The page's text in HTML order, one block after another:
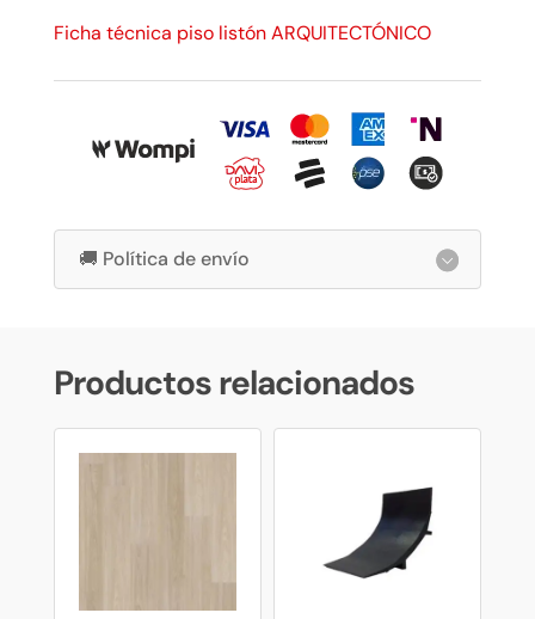
Ficha técnica piso listón ARQUITECTÓNICO
🚚 Política de envío
Productos relacionados